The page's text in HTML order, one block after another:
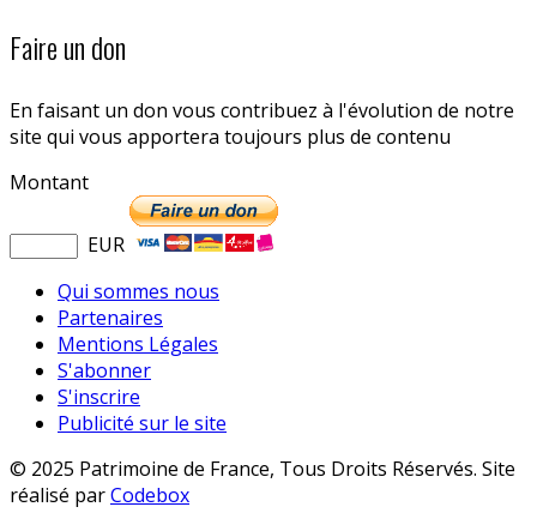
Faire un don
En faisant un don vous contribuez à l'évolution de notre
site qui vous apportera toujours plus de contenu
Montant
EUR
Qui sommes nous
Partenaires
Mentions Légales
S'abonner
S'inscrire
Publicité sur le site
© 2025 Patrimoine de France, Tous Droits Réservés. Site
réalisé parCodebox